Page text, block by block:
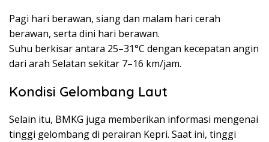
Pagi hari berawan, siang dan malam hari cerah
berawan, serta dini hari berawan.
Suhu berkisar antara 25–31°C dengan kecepatan angin
dari arah Selatan sekitar 7–16 km/jam.
Kondisi Gelombang Laut
Selain itu, BMKG juga memberikan informasi mengenai
tinggi gelombang di perairan Kepri. Saat ini, tinggi